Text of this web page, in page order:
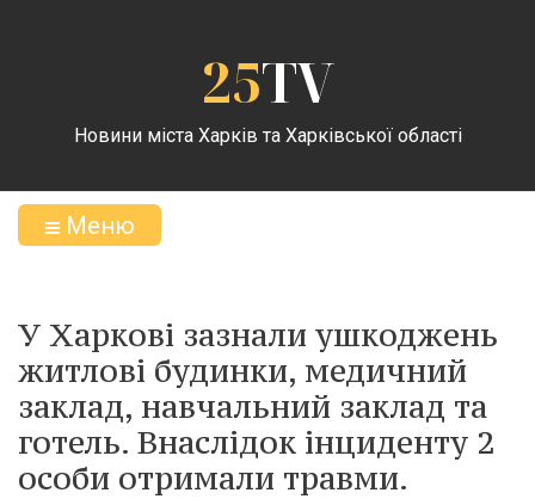
25TV
Новини міста Харків та Харківської області
Меню
У Харкові зазнали ушкоджень
житлові будинки, медичний
заклад, навчальний заклад та
готель. Внаслідок інциденту 2
особи отримали травми.